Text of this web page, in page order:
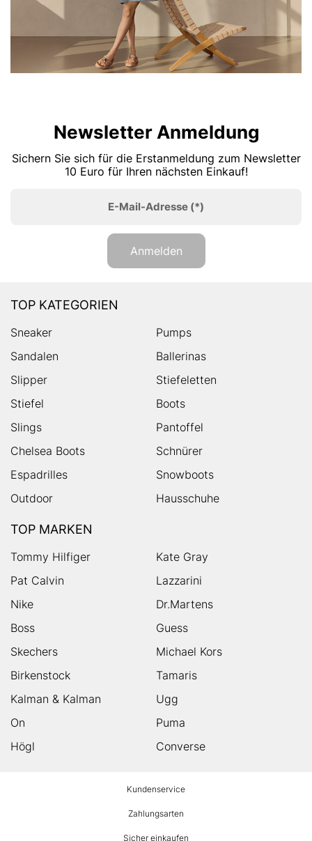
Newsletter Anmeldung
Sichern Sie sich für die Erstanmeldung zum Newsletter
10 Euro für Ihren nächsten Einkauf!
E-Mail-Adresse (*)
Anmelden
TOP KATEGORIEN
Sneaker
Pumps
Sandalen
Ballerinas
Slipper
Stiefeletten
Stiefel
Boots
Slings
Pantoffel
Chelsea Boots
Schnürer
Espadrilles
Snowboots
Outdoor
Hausschuhe
TOP MARKEN
Tommy Hilfiger
Kate Gray
Pat Calvin
Lazzarini
Nike
Dr.Martens
Boss
Guess
Skechers
Michael Kors
Birkenstock
Tamaris
Kalman & Kalman
Ugg
On
Puma
Högl
Converse
Kundenservice
Zahlungsarten
Sicher einkaufen